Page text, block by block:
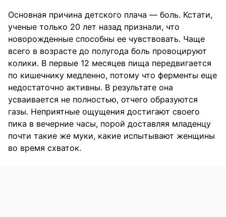
Основная причина детского плача — боль. Кстати,
ученые только 20 лет назад признали, что
новорожденные способны ее чувствовать. Чаще
всего в возрасте до полугода боль провоцируют
колики. В первые 12 месяцев пища передвигается
по кишечнику медленно, потому что ферменты еще
недостаточно активны. В результате она
усваивается не полностью, отчего образуются
газы. Неприятные ощущения достигают своего
пика в вечерние часы, порой доставляя младенцу
почти такие же муки, какие испытывают женщины
во время схваток.